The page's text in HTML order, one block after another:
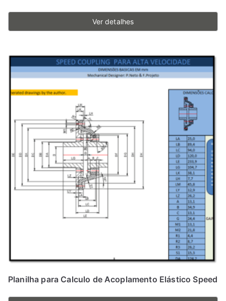
Ver detalhes
Planilha para Calculo de Acoplamento Elástico Speed